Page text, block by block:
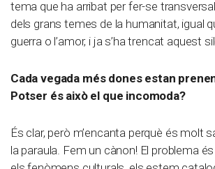
tema que ha arribat per fer-se
dels grans temes de la humanitat, igual
guerra o l’amor, i ja s’ha trencat aquest
Cada vegada més dones estan
Potser és això el que incomoda?
És clar, però m’encanta perquè és molt
la paraula. Fem un cànon! El problema